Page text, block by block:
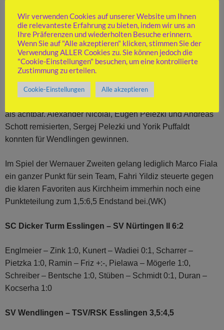
siegte nach entscheidendem Materialgewinn. Auch
Schmidts Gegner konnte den Königsangriff nur durch
Materialverlust abwenden und musste schließlich aufgeben.
In den übrigen Partien kamen die favorisierten Gastgeber zu
ganzen Punkten und Esslingen so zu einem klaren 6:2.
An sieben Brettern waren die Wendlinger Gäste nominell
favorisiert. So ist die knappe 3,5:4,5-Niederlage der
als achtbar. Alexander Nicolai, Eugen Pelezki und Andreas
Schott remisierten, Sergej Pelezki und Yorik Puffaldt
konnten für Wendlingen gewinnen.
Im Spiel der Wernauer Zweiten gelang lediglich Marco Fiala
ein ganzer Punkt für sein Team, Fahri Yildiz steuerte gegen
die klaren Favoriten aus Kirchheim immerhin noch eine
Punkteteilung zum 1,5:6,5 Endstand bei.(WK)
SC Dicker Turm Esslingen – SV Nürtingen II 6:2
Englmeier – Zink 1:0, Kunert – Wadiei 0:1, Scharrer –
Pietzka 1:0, Ramin – Friz +:-, Pielawa – Mögerle 1:0,
Schreiber – Bentsche 1:0, Stüben – Schmidt 0:1, Duran –
Kocserha 1:0
SV Wendlingen – TSV/RSK Esslingen 3,5:4,5
Wir verwenden Cookies auf unserer Website um Ihnen
die relevanteste Erfahrung zu bieten, indem wir uns an
Ihre Präferenzen und wiederholten Besuche erinnern.
Wenn Sie auf "Alle akzeptieren" klicken, stimmen Sie der
Verwendung ALLER Cookies zu. Sie können jedoch die
"Cookie-Einstellungen" besuchen, um eine kontrollierte
Zustimmung zu erteilen.
Cookie-Einstellungen Alle akzeptieren